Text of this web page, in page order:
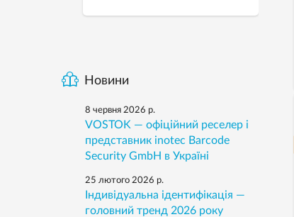
Новини
8 червня 2026 р.
VOSTOK — офіційний реселер і
представник inotec Barcode
Security GmbH в Україні
25 лютого 2026 р.
Індивідуальна ідентифікація —
головний тренд 2026 року